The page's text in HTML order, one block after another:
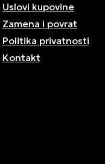
Uslovi kupovine
Zamena i povrat
Politika privatnosti
Kontakt